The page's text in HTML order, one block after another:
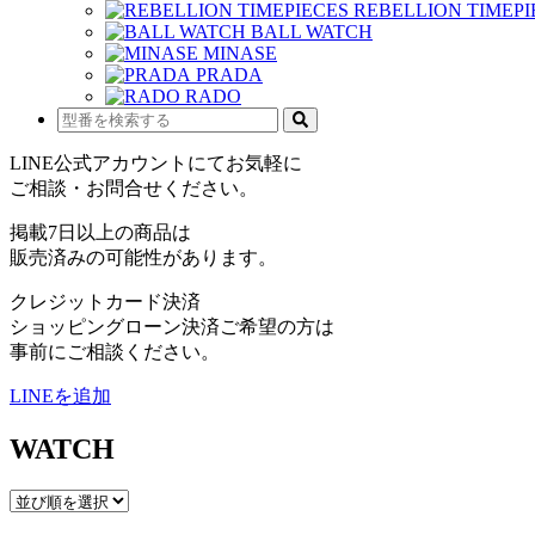
REBELLION
BALL WATCH
MINASE
PRADA
RADO
LINE公式アカウントにてお気軽に
ご相談・お問合せください。
掲載7日以上の商品は
販売済みの可能性があります。
クレジットカード決済
ショッピングローン決済ご希望の方は
事前にご相談ください。
LINEを追加
WATCH